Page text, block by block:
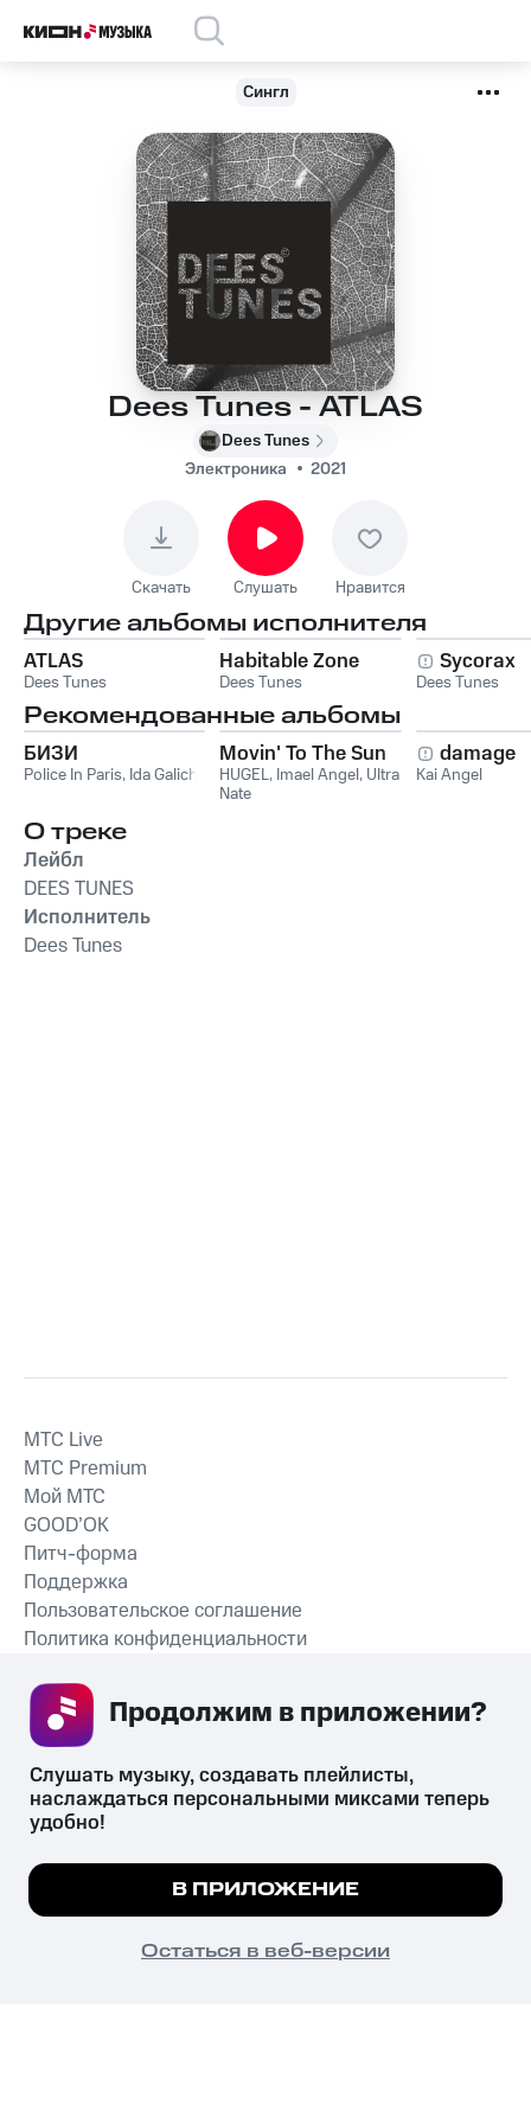
Сингл
Dees Tunes - ATLAS
Dees Tunes
Электроника
2021
Скачать Слушать Нравится
Другие альбомы исполнителя
ATLAS
Dees Tunes
Habitable Zone
Dees Tunes
Sycorax
Dees Tunes
Рекомендованные альбомы
БИЗИ
Police In Paris, Ida Galich
Movin' To The Sun
HUGEL, Imael Angel, Ultra
Nate
damage
Kai Angel
О треке
Лейбл
DEES TUNES
Исполнитель
Dees Tunes
СКАЧАТЬ ПРИЛОЖЕНИЕ
MTС Live
MTС Premium
Мой МТС
GOOD’OK
Питч-форма
Поддержка
Пользовательское соглашение
Политика конфиденциальности
психотропных веществ, их аналогов причиняет вред здоровью,
их незаконный оборот запрещён и влечёт установленную
законодательством ответственность.
© 2026 ООО «КИОН».
Все права защищены
Мы используем куки, чтобы на сайте все
Подробнее
ПОНЯТНО
Слушать музыку, создавать плейлисты,
наслаждаться персональными миксами теперь
удобно!
В ПРИЛОЖЕНИЕ
Остаться в веб-версии